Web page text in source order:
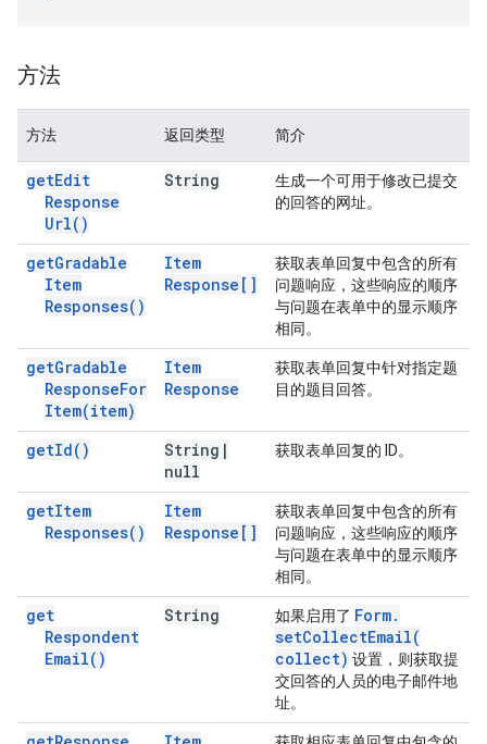
方法
方法 返回类型 简介
getEdit
Response
Url( )
String
生成一个可用于修改已提交
的回答的网址。
getGradable
Item
Responses( )
Item
Response[]
获取表单回复中包含的所有
问题响应，这些响应的顺序
与问题在表单中的显示顺序
相同。
getGradable
ResponseFor
Item(item)
Item
Response
获取表单回复中针对指定题
目的题目回答。
getId( ) String |
null
获取表单回复的 ID。
getItem
Responses( )
Item
Response[]
获取表单回复中包含的所有
问题响应，这些响应的顺序
与问题在表单中的显示顺序
相同。
get
Respondent
Email( )
String 如果启用了 Form.
setCollectEmail(
collect) 设置，则获取提
交回答的人员的电子邮件地
址。